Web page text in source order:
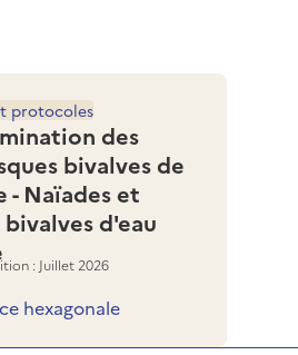
des
bivalves de
- Naïades et
d'eau
protocoles
: Juillet 2026
hexagonale